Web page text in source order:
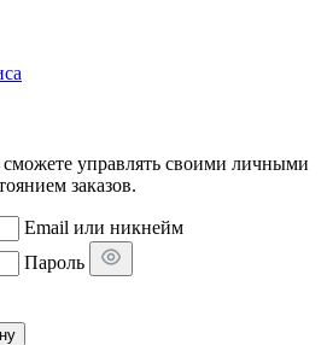
управлять своими личными
заказов.
Email или никнейм
Пароль